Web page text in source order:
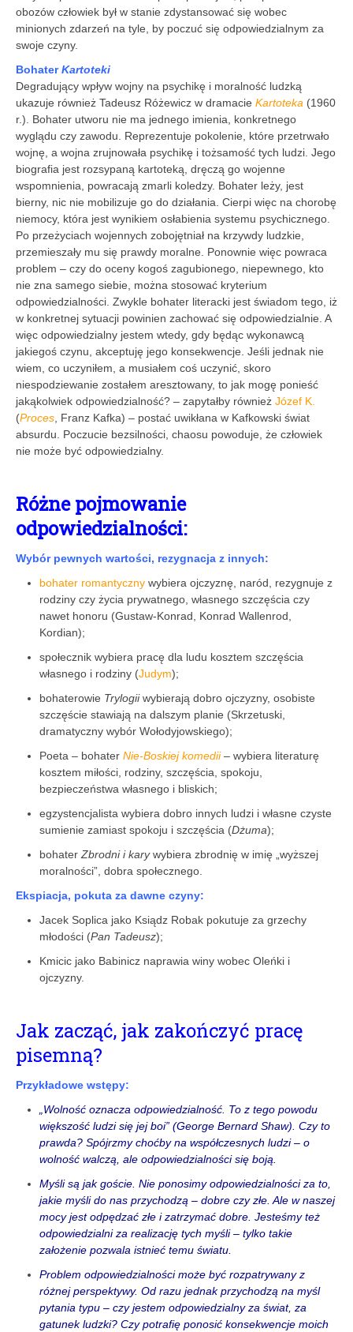
obozów człowiek był w stanie zdystansować się wobec
minionych zdarzeń na tyle, by poczuć się odpowiedzialnym za
swoje czyny.
BohaterKartoteki
Degradujący wpływ wojny na psychikę i moralność ludzką
ukazuje również Tadeusz Różewicz w dramacie Kartoteka (1960
r.). Bohater utworu nie ma jednego imienia, konkretnego
wyglądu czy zawodu. Reprezentuje pokolenie, które przetrwało
wojnę, a wojna zrujnowała psychikę i tożsamość tych ludzi. Jego
biografia jest rozsypaną kartoteką, dręczą go wojenne
wspomnienia, powracają zmarli koledzy. Bohater leży, jest
bierny, nic nie mobilizuje go do działania. Cierpi więc na chorobę
niemocy, która jest wynikiem osłabienia systemu psychicznego.
Po przeżyciach wojennych zobojętniał na krzywdy ludzkie,
przemieszały mu się prawdy moralne. Ponownie więc powraca
problem – czy do oceny kogoś zagubionego, niepewnego, kto
nie zna samego siebie, można stosować kryterium
odpowiedzialności. Zwykle bohater literacki jest świadom tego, iż
w konkretnej sytuacji powinien zachować się odpowiedzialnie. A
więc odpowiedzialny jestem wtedy, gdy będąc wykonawcą
jakiegoś czynu, akceptuję jego konsekwencje. Jeśli jednak nie
wiem, co uczyniłem, a musiałem coś uczynić, skoro
niespodziewanie zostałem aresztowany, to jak mogę ponieść
jakąkolwiek odpowiedzialność? – zapytałby również Józef K.
(Proces , Franz Kafka) – postać uwikłana w Kafkowski świat
absurdu. Poczucie bezsilności, chaosu powoduje, że człowiek
nie może być odpowiedzialny.
Różne pojmowanie
odpowiedzialności:
Wybór pewnych wartości, rezygnacja z innych:
bohater romantyczny wybiera ojczyznę, naród, rezygnuje z
rodziny czy życia prywatnego, własnego szczęścia czy
nawet honoru (Gustaw-Konrad, Konrad Wallenrod,
Kordian);
społecznik wybiera pracę dla ludu kosztem szczęścia
własnego i rodziny (Judym);
bohaterowie Trylogiiwybierają dobro ojczyzny, osobiste
szczęście stawiają na dalszym planie (Skrzetuski,
dramatyczny wybór Wołodyjowskiego);
Poeta – bohater Nie-Boskiej komedii– wybiera literaturę
kosztem miłości, rodziny, szczęścia, spokoju,
bezpieczeństwa własnego i bliskich;
egzystencjalista wybiera dobro innych ludzi i własne czyste
sumienie zamiast spokoju i szczęścia (Dżuma);
bohater Zbrodni i karywybiera zbrodnię w imię „wyższej
moralności”, dobra społecznego.
Ekspiacja, pokuta za dawne czyny:
Jacek Soplica jako Ksiądz Robak pokutuje za grzechy
młodości (Pan Tadeusz);
Kmicic jako Babinicz naprawia winy wobec Oleńki i
ojczyzny.
Jak zacząć, jak zakończyć pracę
pisemną?
Przykładowe wstępy:
„Wolność oznacza odpowiedzialność. To z tego powodu
większość ludzi się jej boi” (George Bernard Shaw). Czy to
prawda? Spójrzmy choćby na współczesnych ludzi – o
wolność walczą, ale odpowiedzialności się boją.
Myśli są jak goście. Nie ponosimy odpowiedzialności za to,
jakie myśli do nas przychodzą – dobre czy złe. Ale w naszej
mocy jest odpędzać złe i zatrzymać dobre. Jesteśmy też
odpowiedzialni za realizację tych myśli – tylko takie
założenie pozwala istnieć temu światu.
Problem odpowiedzialności może być rozpatrywany z
różnej perspektywy. Od razu jednak przychodzą na myśl
pytania typu – czy jestem odpowiedzialny za świat, za
gatunek ludzki? Czy potrafię ponosić konsekwencje moich